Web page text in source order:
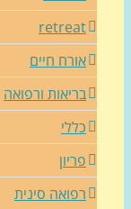
חיים
ורפואה
סינית